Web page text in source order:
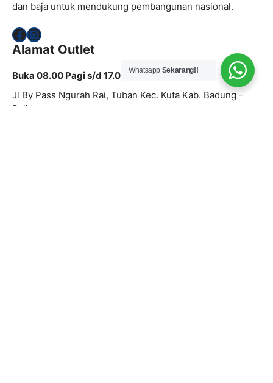
dan baja untuk mendukung pembangunan nasional.
Facebook
Instagram
Alamat Outlet
Buka 08.00 Pagi s/d 17.00 Sore
Jl By Pass Ngurah Rai, Tuban Kec. Kuta Kab. Badung -
Bali
Whatsapp Sekarang!!